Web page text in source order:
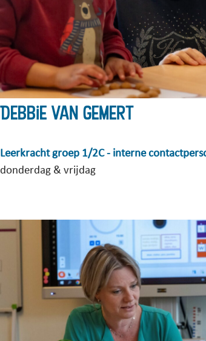
Debbie van Gemert
Leerkracht groep 1/2C - interne
donderdag & vrijdag